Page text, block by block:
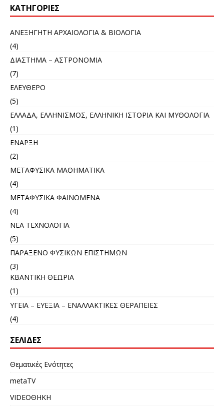
KΑΤΗΓΟΡΊΕΣ
ΑΝΕΞΗΓΗΤΗ ΑΡΧΑΙΟΛΟΓΙΑ & ΒΙΟΛΟΓΙΑ
(4)
ΔΙΑΣΤΗΜΑ – ΑΣΤΡΟΝΟΜΙΑ
(7)
ΕΛΕΥΘΕΡΟ
(5)
ΕΛΛΑΔΑ, ΕΛΛΗΝΙΣΜΟΣ, ΕΛΛΗΝΙΚΗ ΙΣΤΟΡΙΑ ΚΑΙ ΜΥΘΟΛΟΓΙΑ
(1)
ΕΝΑΡΞΗ
(2)
ΜΕΤΑΦΥΣΙΚΑ ΜΑΘΗΜΑΤΙΚΑ
(4)
ΜΕΤΑΦΥΣΙΚΑ ΦΑΙΝΟΜΕΝΑ
(4)
ΝΕΑ ΤΕΧΝΟΛΟΓΙΑ
(5)
ΠΑΡΑΞΕΝΟ ΦΥΣΙΚΩΝ ΕΠΙΣΤΗΜΩΝ
(3)
ΚΒΑΝΤΙΚΗ ΘΕΩΡΙΑ
(1)
ΥΓΕΙΑ – ΕΥΕΞΙΑ – ΕΝΑΛΛΑΚΤΙΚΕΣ ΘΕΡΑΠΕΙΕΣ
(4)
ΣΕΛΊΔΕΣ
Θεματικές Ενότητες
metaTV
VIDEOΘΗΚΗ